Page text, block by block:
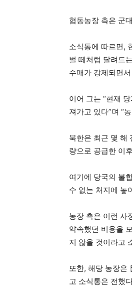
협동농장 측은 군
소식통에 따르면,
벌 떼처럼 달려드
수매가 강제되면
이어 그는 “현재
져가고 있다”며 “
북한은 최근 몇 해
량으로 공급한 이
여기에 당국의 불
수 없는 처지에 놓
농장 측은 이런 사
약속했던 비용을
지 않을 것이라고
또한, 해당 농장은
고 소식통은 전했